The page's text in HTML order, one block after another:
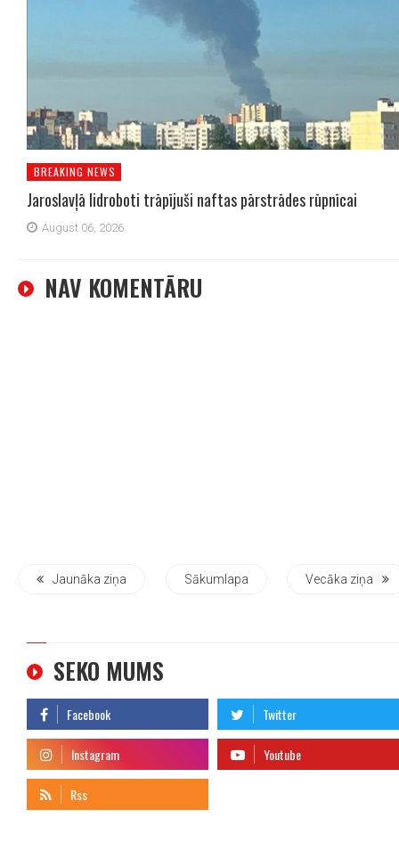
BREAKING NEWS
Jaroslavļā lidroboti trāpījuši naftas pārstrādes rūpnīcai
August 06, 2026
NAV KOMENTĀRU
Jaunāka ziņa Sākumlapa Vecāka ziņa
SEKO MUMS